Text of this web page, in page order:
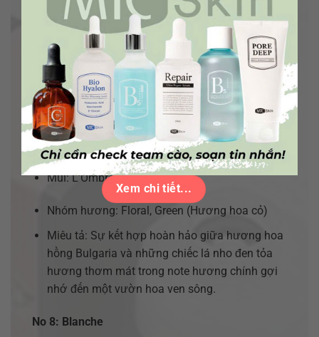
Xem chi tiết...
Nhóm hương: Fruity (Hương trái cây)
Miêu tả: Sự tươi mát của lá nguyệt quế và cây
tầm xuân mới thu hoạch hòa trộn cùng sự ngọt
ngào của chiết xuất mâm xôi tạo nên một mùi
hương sống động và trẻ trung.
No 7: L’Ombre dans l’Eau
Dòng nước hoa: Diptyque
Mùi: L’Ombre dans l’Eau
Nhóm hương: Floral, Green (Hương hoa cỏ)
Miêu tả: Sự kết hợp hoàn hảo giữa hương hoa
hồng Bulgaria và những chiếc lá nho đen tỏa
hương thơm mát trong note hương chính gợi
nhớ đến một vườn hoa ven sông.
No 8: Blanche